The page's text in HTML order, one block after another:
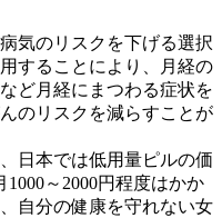
気のリスクを下げる選択
することにより、月経の
ど月経にまつわる症状を
のリスクを減らすことが
日本では低用量ピルの価
～2000円程度はかか
自分の健康を守れない女